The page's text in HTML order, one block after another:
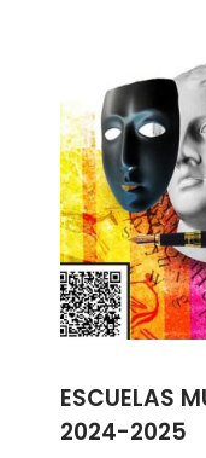
ESCUELAS
2024-2025